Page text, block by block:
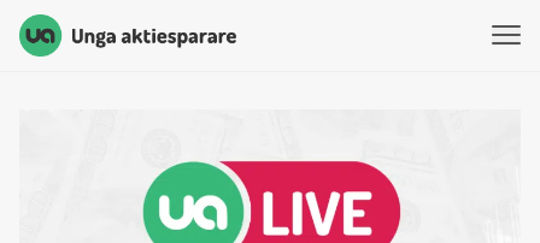
Unga Aktiesparare